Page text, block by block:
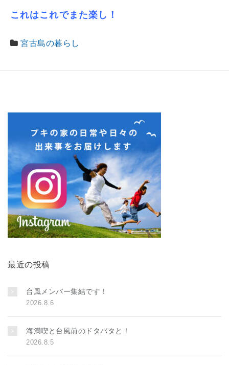
これはこれでまた楽し！
宮古島の暮らし
最近の投稿
台風メンバー集結です！
2026.8.6
海満喫と台風前のドタバタと！
2026.8.5